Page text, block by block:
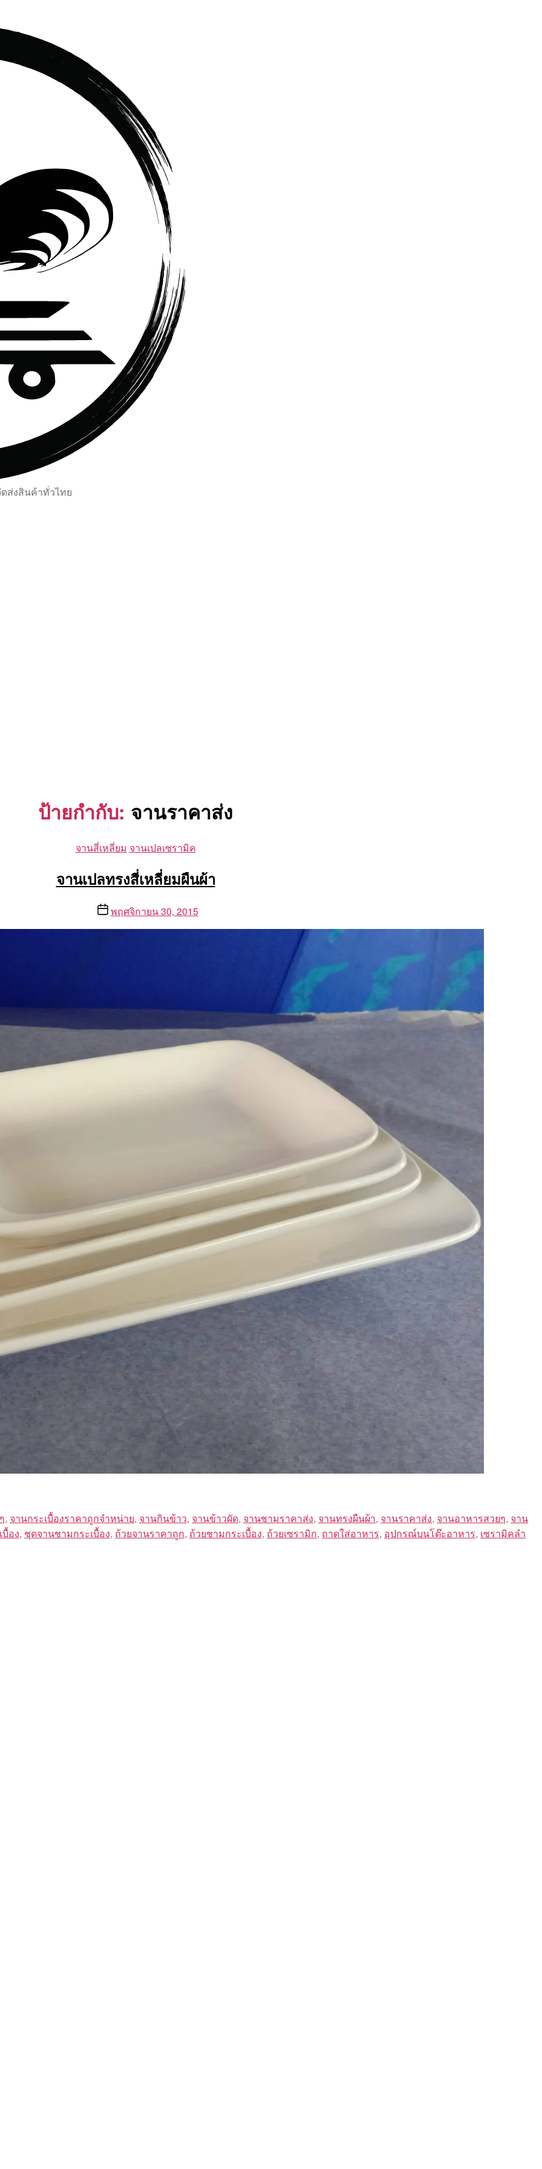
ส่งสินค้าทั่วไทย
ป้ายกำกับ: จานราคาส่ง
Categories
จานสี่เหลี่ยม จานเปลเซรามิค
จานเปลทรงสี่เหลี่ยมผืนผ้า
Postพฤศจิกายน 30, 2015
, จานกระเบื้องราคาถูกจำหน่าย, จานกินข้าว, จานข้าวผัด, จานชามราคาส่ง, จานทรงผืนผ้า, จานราคาส่ง, จานอาหารสวยๆ, จาน
อง, ชุดจานชามกระเบื้อง, ถ้วยจานราคาถูก, ถ้วยชามกระเบื้อง, ถ้วยเซรามิก, ถาดใส่อาหาร, อุปกรณ์บนโต๊ะอาหาร, เซรามิคลํา